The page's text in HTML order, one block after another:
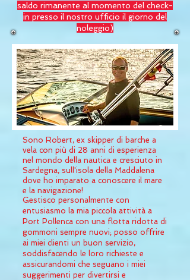
saldo rimanente al momento del check-
in presso il nostro ufficio il giorno del
noleggio)
Blog
Testdate
Sono Robert, ex skipper di barche a
vela con più di 28 anni di esperienza
nel mondo della nautica e cresciuto in
Sardegna, sull'isola della Maddalena
dove ho imparato a conoscere il mare
e la navigazione!
Gestisco personalmente con
entusiasmo la mia piccola attività a
Port Pollenca con una flotta ridotta di
gommoni sempre nuovi; posso offrire
ai miei clienti un buon servizio,
soddisfacendo le loro richieste e
assicurandomi che seguano i miei
suggerimenti per divertirsi e